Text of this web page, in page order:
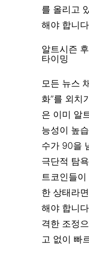
를 올리고
해야 합니
알트시즌
타이밍
모든 뉴스
화”를 외치
은 이미 알
능성이 높
수가 90을
극단적 탐
트코인들
한 상태라
해야 합니
격한 조정
고 없이 빠